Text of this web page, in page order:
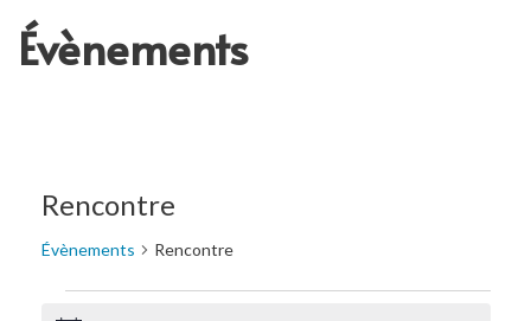
Évènements
Rencontre
Évènements Rencontre